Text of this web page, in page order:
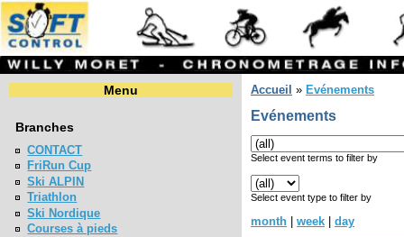
Menu
Branches
CONTACT
FriRun Cup
Ski ALPIN
Triathlon
Ski Nordique
Courses à pieds
Accueil » Evénements
Evénements
Select event terms to filter by
Select event type to filter by
month week
day